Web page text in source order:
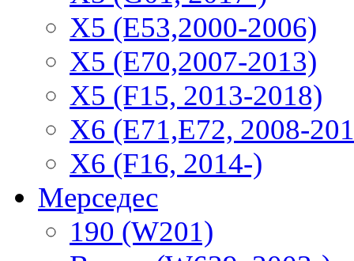
X5 (E53,2000-2006)
X5 (E70,2007-2013)
X5 (F15, 2013-2018)
X6 (E71,E72, 2008-
X6 (F16, 2014-)
Мерседес
190 (W201)